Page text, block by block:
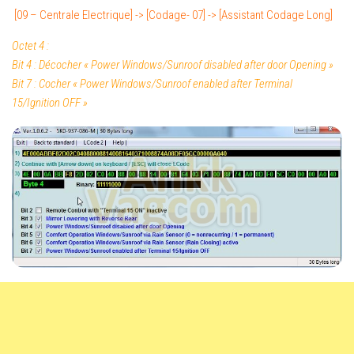
[09 – Centrale Electrique] -> [Codage- 07] -> [Assistant Codage Long]
Octet 4 :
Bit 4 : Décocher « Power Windows/Sunroof disabled after door Opening »
Bit 7 : Cocher « Power Windows/Sunroof enabled after Terminal
15/Ignition OFF »